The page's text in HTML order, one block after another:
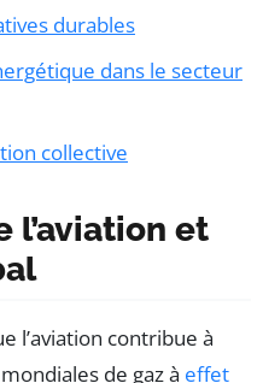
durables
dans le secteur
collective
l’aviation et
l’aviation contribue à
de gaz à effet